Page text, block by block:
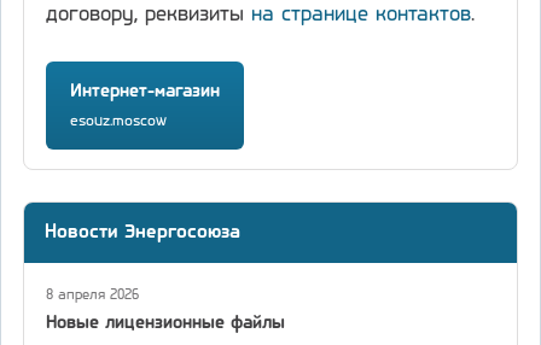
договору, реквизиты на странице контактов.
Интернет-магазин
esouz.moscow
Новости Энергосоюза
8 апреля 2026
Новые лицензионные файлы